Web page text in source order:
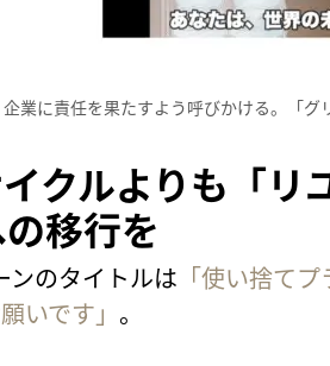
企業に責任を果たすよう呼びかける。「グ
クルよりも「リ
移行を
ンのタイトルは 「使い捨て
いです」 。